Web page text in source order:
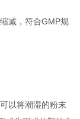
减，符合GMP规
以将潮湿的粉末